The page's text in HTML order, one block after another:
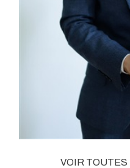
VOIR TOUTES